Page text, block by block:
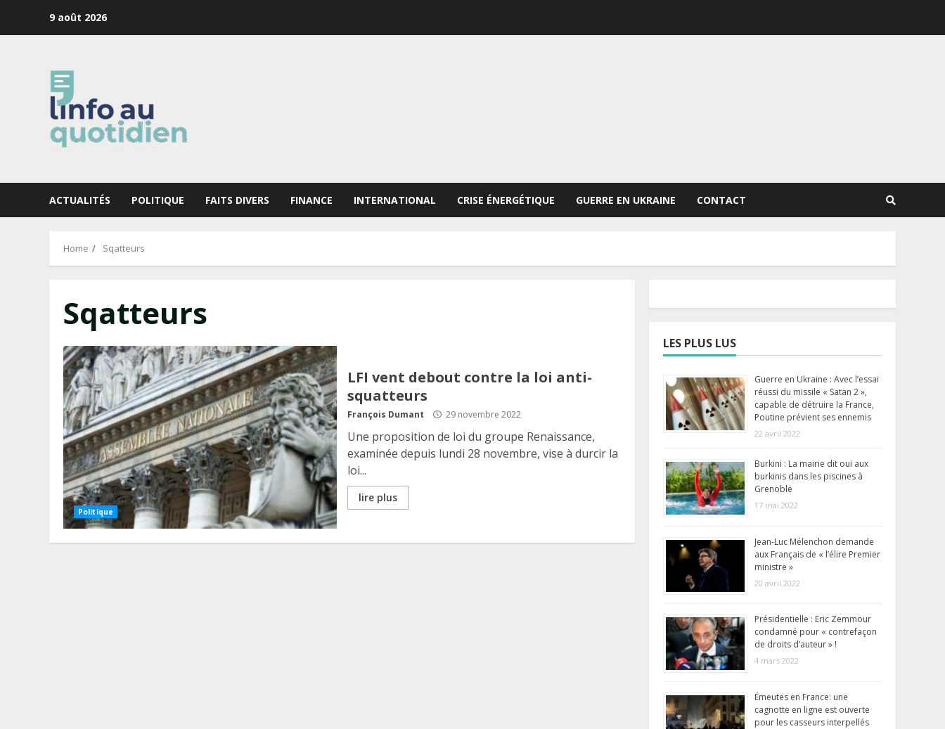
9 août 2026
ACTUALITÉS POLITIQUE FAITS DIVERS FINANCE INTERNATIONAL CRISE ÉNERGÉTIQUE GUERRE EN UKRAINE CONTACT
Home Sqatteurs
Sqatteurs
Politique
LFI vent debout contre la loi anti-
squatteurs
François Dumant 29 novembre 2022
Une proposition de loi du groupe Renaissance,
examinée depuis lundi 28 novembre, vise à durcir la
loi...
lire plus
LES PLUS LUS
Guerre en Ukraine : Avec l’essai
réussi du missile « Satan 2 »,
capable de détruire la France,
Poutine prévient ses ennemis
22 avril 2022
Burkini : La mairie dit oui aux
burkinis dans les piscines à
Grenoble
17 mai 2022
Jean-Luc Mélenchon demande
aux Français de « l’élire Premier
ministre »
20 avril 2022
Présidentielle : Eric Zemmour
condamné pour « contrefaçon
de droits d’auteur » !
4 mars 2022
Émeutes en France: une
cagnotte en ligne est ouverte
pour les casseurs interpellés